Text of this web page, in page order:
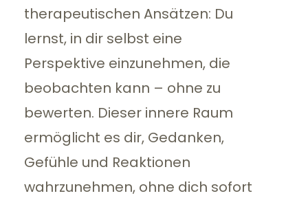
therapeutischen Ansätzen: Du
lernst, in dir selbst eine
Perspektive einzunehmen, die
beobachten kann – ohne zu
bewerten. Dieser innere Raum
ermöglicht es dir, Gedanken,
Gefühle und Reaktionen
wahrzunehmen, ohne dich sofort